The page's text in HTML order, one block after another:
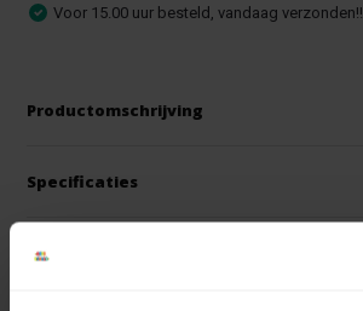
Voor 15.00 uur besteld, vandaag verzonden!!
Productomschrijving
Specificaties
Reviews